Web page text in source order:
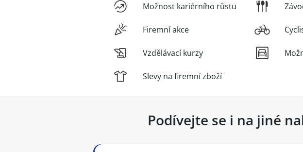
Možnost kariérního růstu
Firemní akce
Vzdělávací kurzy
Slevy na firemní zboží
Podívejte se i na jiné